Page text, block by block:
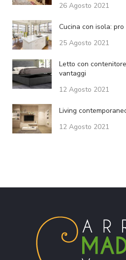
26 Agosto 2021
Cucina con isola:
25 Agosto 2021
Letto con
vantaggi
12 Agosto 2021
Living
12 Agosto 2021